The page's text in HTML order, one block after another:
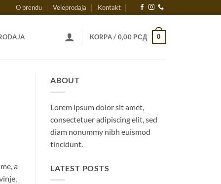
O brendu Veleprodaja Kontakt
KORPA / 0,00 РСД 0
a
ABOUT
Lorem ipsum dolor sit amet,
consectetuer adipiscing elit, sed
diam nonummy nibh euismod
tincidunt.
LATEST POSTS